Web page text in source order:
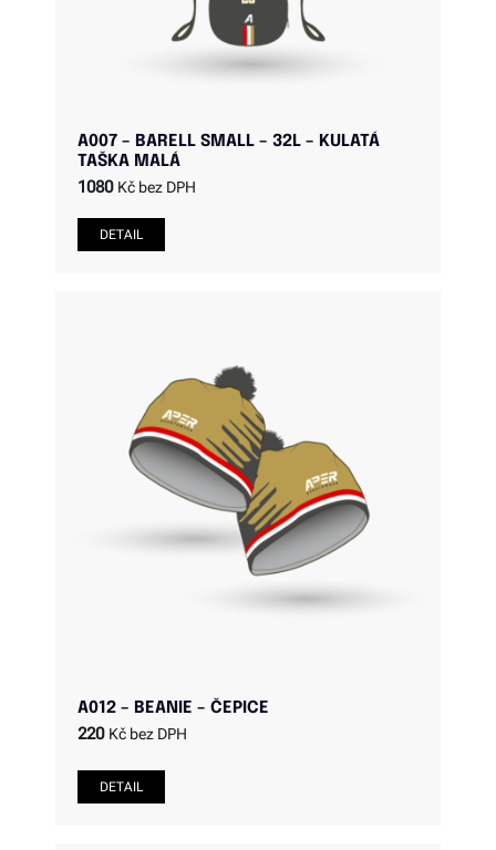
A007 – BARELL SMALL – 32L – KULATÁ
TAŠKA MALÁ
1080 Kč bez DPH
A012 – BEANIE – ČEPICE
220 Kč bez DPH